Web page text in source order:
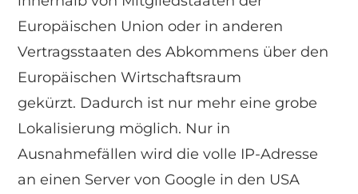
Europäischen Union oder in anderen
Vertragsstaaten des Abkommens über den
Europäischen Wirtschaftsraum
gekürzt. Dadurch ist nur mehr eine grobe
Lokalisierung möglich. Nur in
Ausnahmefällen wird die volle IP-Adresse
an einen Server von Google in den USA